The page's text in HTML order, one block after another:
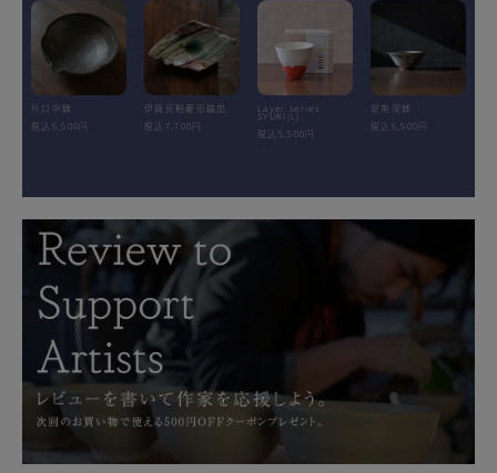
片口中鉢
税込5,500円
伊賀灰釉菱形鎬皿
税込7,700円
Layer.series
SYUKI(L)
税込5,500円
安南深鉢
税込5,500円